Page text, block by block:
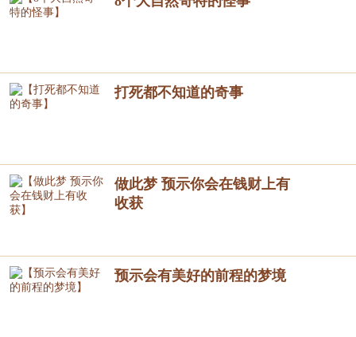
打死都不知道的奇事
做此梦 预示你会在钱财上有
收获
预示会有美好的前程的梦境